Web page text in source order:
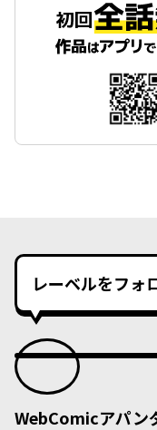
レーベルをフォ
WebComicアパン